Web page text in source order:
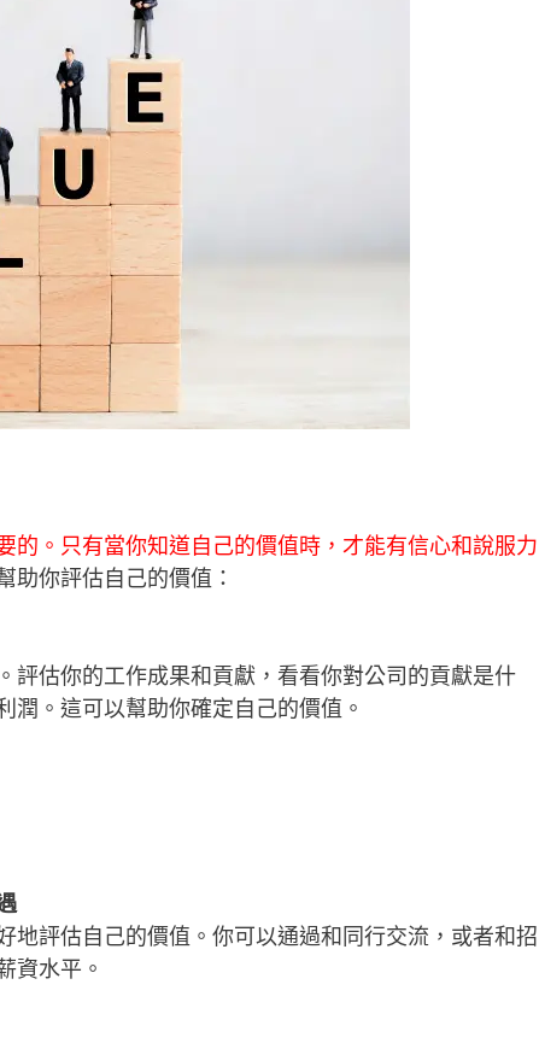
的。只有當你知道自己的價值時，才能有信心和說服力
助你評估自己的價值：
評估你的工作成果和貢獻，看看你對公司的貢獻是什
潤。這可以幫助你確定自己的價值。
地評估自己的價值。你可以通過和同行交流，或者和招
資水平。